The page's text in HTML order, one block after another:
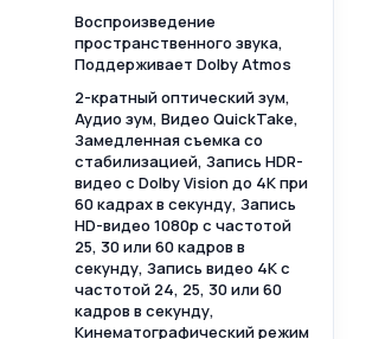
Воспроизведение
пространственного звука,
Поддерживает Dolby Atmos
2-кратный оптический зум,
Аудио зум, Видео QuickTake,
Замедленная съемка со
стабилизацией, Запись HDR-
видео с Dolby Vision до 4K при
60 кадрах в секунду, Запись
HD-видео 1080p с частотой
25, 30 или 60 кадров в
секунду, Запись видео 4K с
частотой 24, 25, 30 или 60
кадров в секунду,
Кинематографический режим